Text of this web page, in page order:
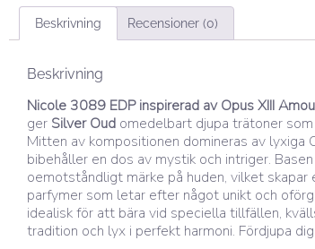
Beskrivning Recensioner (0)
Beskrivning
Nicole 3089 EDP inspirerad av Opus XIII
ger Silver Oud omedelbart djupa trätoner
Mitten av kompositionen domineras av lyxiga
bibehåller en dos av mystik och intriger.
oemotståndligt märke på huden, vilket
parfymer som letar efter något unikt och
idealisk för att bära vid speciella tillfällen,
tradition och lyx i perfekt harmoni. Fördjupa